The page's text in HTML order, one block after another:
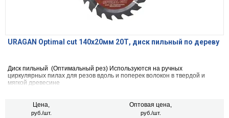
URAGAN Optimal cut 140х20мм 20Т, диск пильный по дереву
Диск пильный (Оптимальный рез) Используются на ручных
циркулярных пилах для резов вдоль и поперек волокон в твердой и
мягкой древесине
Цена,
руб./шт.
Оптовая цена,
руб./шт.